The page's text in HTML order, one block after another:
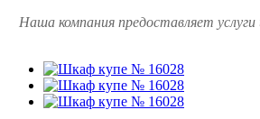
Наша компания предоставляет